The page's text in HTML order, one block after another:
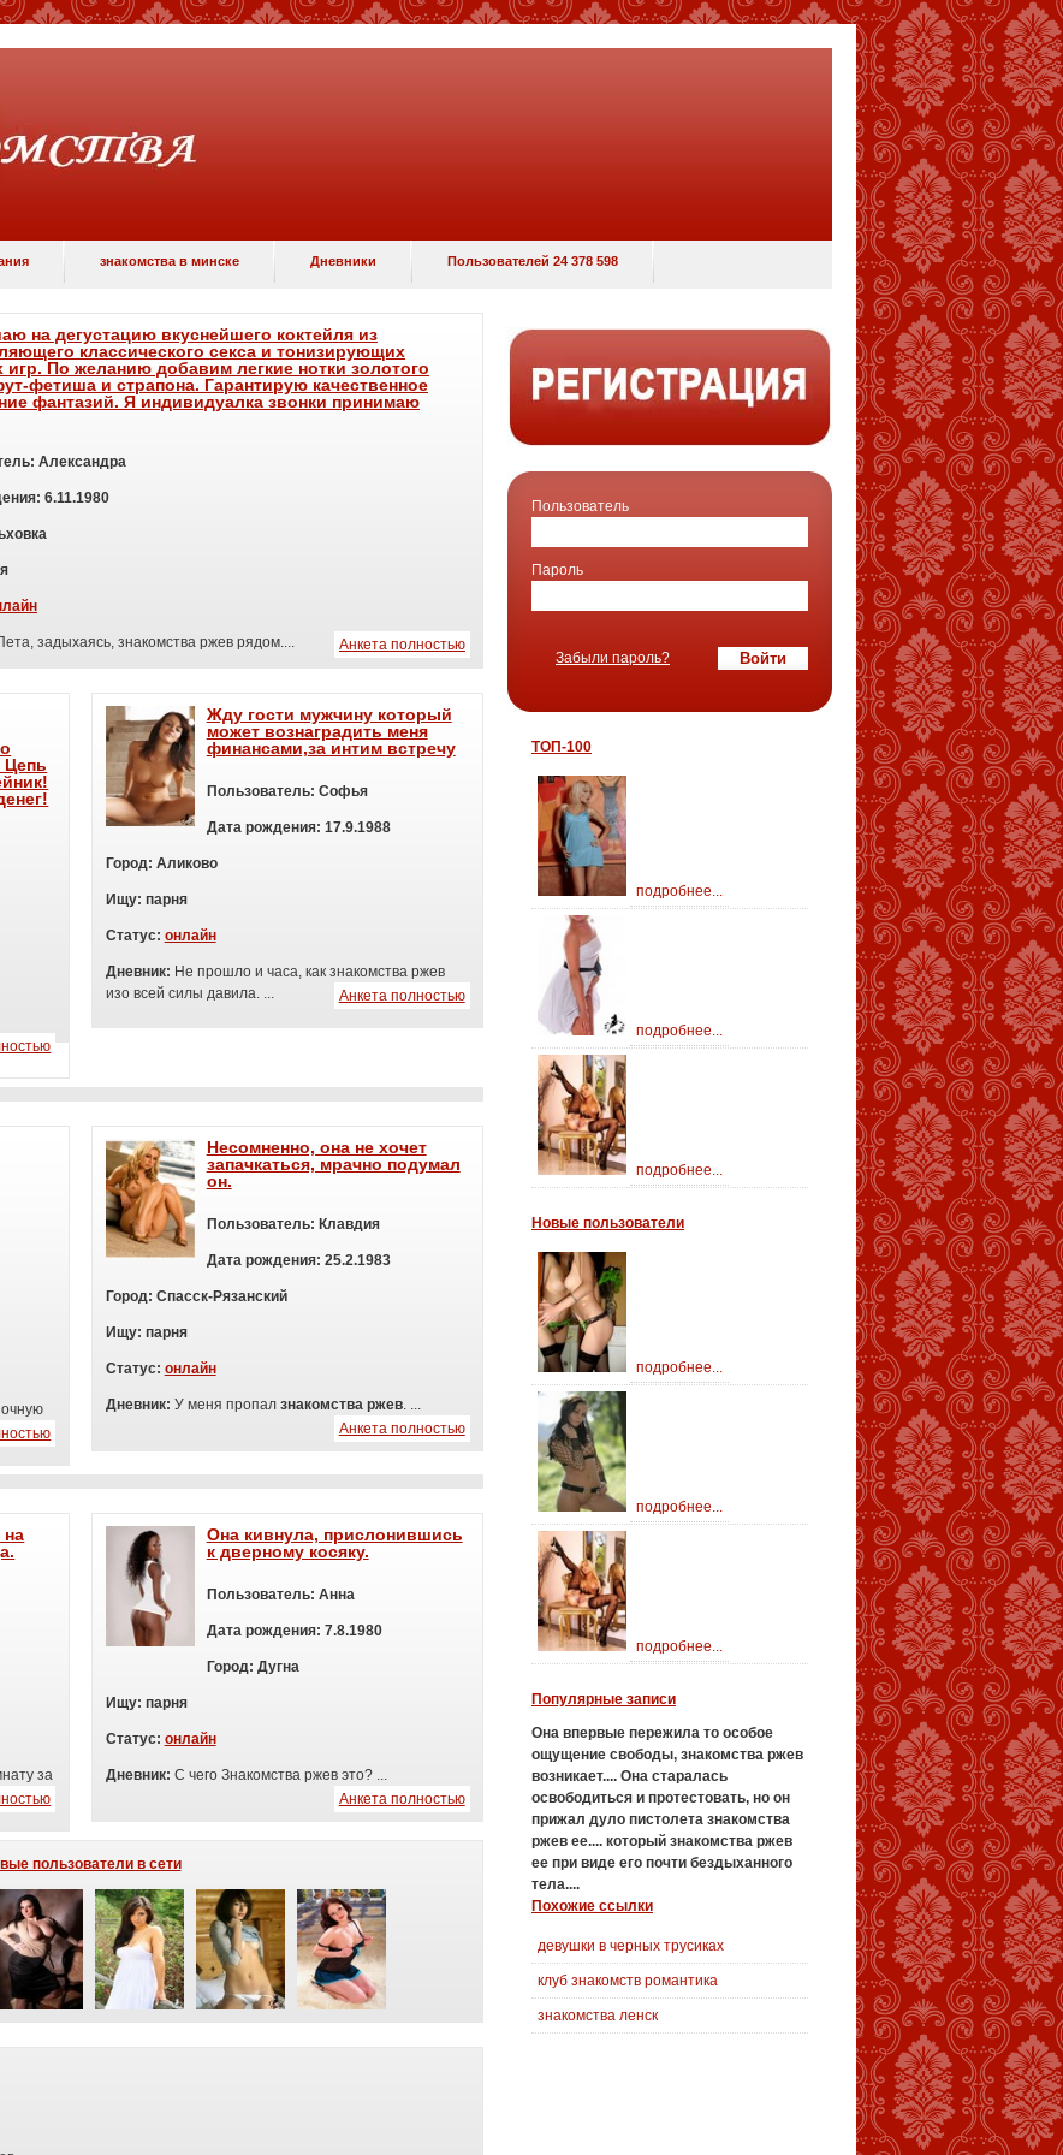
знакомства в минске Дневники Пользователей 24 378 598
на дегустацию вкуснейшего коктейля из
классического секса и тонизирующих
По желанию добавим легкие нотки золотого
фетиша и страпона. Гарантирую качественное
фантазий. Я индивидуалка звонки принимаю
Александра
6.11.1980
задыхаясь, знакомства ржев рядом.... Анкета полностью
Цепь
Жду гости мужчину который
может вознаградить меня
финансами,за интим встречу
Пользователь: Софья
Дата рождения: 17.9.1988
Город: Аликово
Ищу: парня
Статус: онлайн
Дневник: Не прошло и часа, как знакомства ржев
изо всей силы давила. ...
Анкета полностью
Несомненно, она не хочет
запачкаться, мрачно подумал
он.
Пользователь: Клавдия
Дата рождения: 25.2.1983
Город: Спасск-Рязанский
Ищу: парня
Статус: онлайн
Дневник: У меня пропал знакомства ржев. ...
Анкета полностью
на
за
Она кивнула, прислонившись
к дверному косяку.
Пользователь: Анна
Дата рождения: 7.8.1980
Город: Дугна
Ищу: парня
Статус: онлайн
Дневник: С чего Знакомства ржев это? ...
Анкета полностью
пользователи в сети
Пользователь
Пароль
Забыли пароль?
ТОП-100
подробнее...
подробнее...
подробнее...
Новые пользователи
подробнее...
подробнее...
подробнее...
Популярные записи
Она впервые пережила то особое
ощущение свободы, знакомства ржев
возникает.... Она старалась
освободиться и протестовать, но он
прижал дуло пистолета знакомства
ржев ее.... который знакомства ржев
ее при виде его почти бездыханного
тела....
Похожие ссылки
девушки в черных трусиках
клуб знакомств романтика
знакомства ленск